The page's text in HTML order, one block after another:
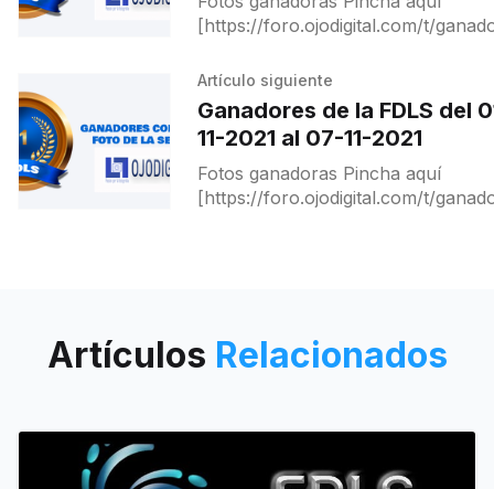
[https://foro.ojodigital.com/t/
2021/16803] para ver a ganadores y
destacados.
Artículo siguiente
Ganadores de la FDLS del
11-2021 al 07-11-2021
Fotos ganadoras Pincha aquí
[https://foro.ojodigital.com/t/
Artículos Relacionados